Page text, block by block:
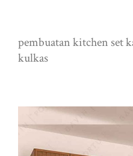
pembuatan kitchen set
kulkas